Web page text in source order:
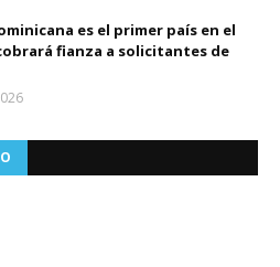
es el primer país en el
cobrará fianza a solicitantes de